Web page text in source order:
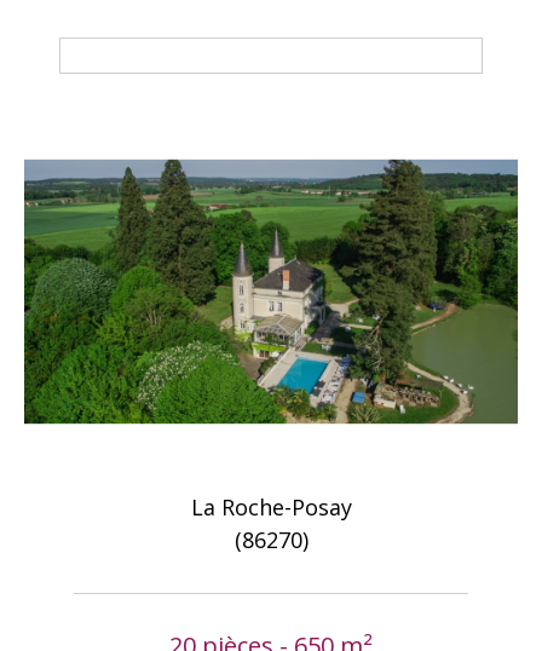
La Roche-Posay
(86270)